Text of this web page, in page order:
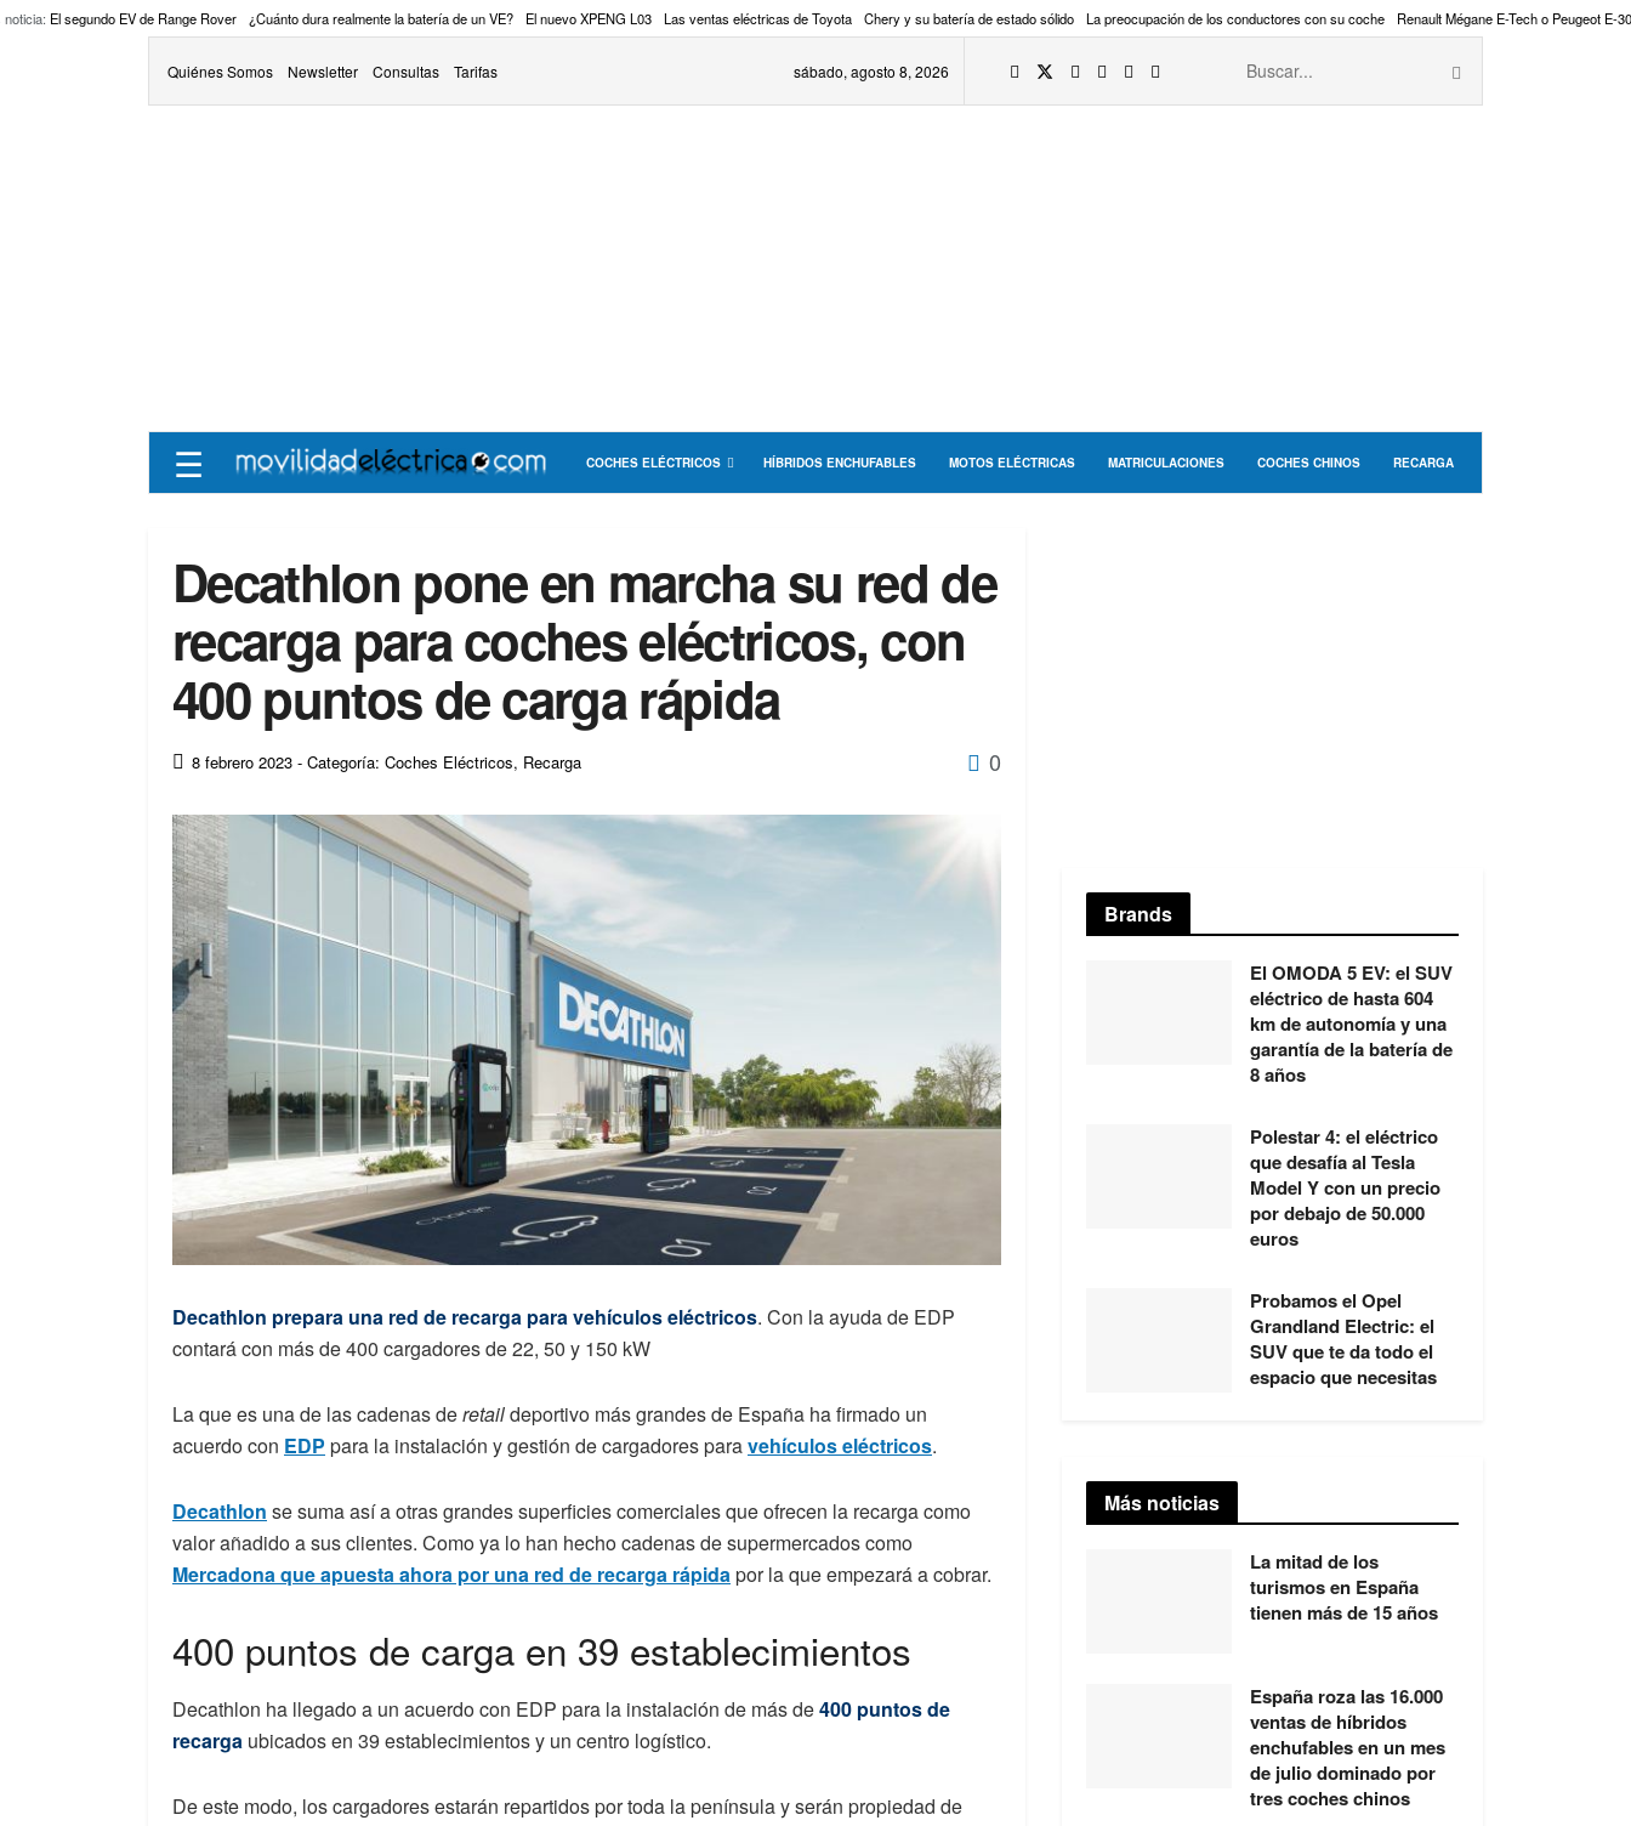
noticia: El segundo EV de Range Rover ¿Cuánto dura realmente la batería de un VE? El nuevo XPENG L03 Las ventas eléctricas de Toyota Chery y su batería de estado sólido La preocupación de los conductores con su coche Renault Mégane E-Tech o Peugeot E-
Quiénes Somos Newsletter Consultas Tarifas sábado, agosto 8, 2026
☰ COCHES ELÉCTRICOS HÍBRIDOS ENCHUFABLES MOTOS ELÉCTRICAS MATRICULACIONES COCHES CHINOS RECARGA
Decathlon pone en marcha su red de
recarga para coches eléctricos, con
400 puntos de carga rápida
8 febrero 2023 - Categoría: Coches Eléctricos, Recarga 0
Decathlon prepara una red de recarga para vehículos eléctricos. Con la ayuda de EDP
contará con más de 400 cargadores de 22, 50 y 150 kW
La que es una de las cadenas deretaildeportivo más grandes de España ha firmado un
acuerdo con EDP para la instalación y gestión de cargadores paravehículos eléctricos.
Decathlon se suma así a otras grandes superficies comerciales que ofrecen la recarga como
valor añadido a sus clientes. Como ya lo han hecho cadenas de supermercados como
Mercadona que apuesta ahora por una red de recarga rápidapor la que empezará a cobrar.
400 puntos de carga en 39 establecimientos
Decathlon ha llegado a un acuerdo con EDP para la instalación de más de400 puntos de
recarga ubicados en 39 establecimientos y un centro logístico.
De este modo, los cargadores estarán repartidos por toda la península y serán propiedad de
Brands
El OMODA 5 EV: el SUV
eléctrico de hasta 604
km de autonomía y una
garantía de la batería de
8 años
Polestar 4: el eléctrico
que desafía al Tesla
Model Y con un precio
por debajo de 50.000
euros
Probamos el Opel
Grandland Electric: el
SUV que te da todo el
espacio que necesitas
Más noticias
La mitad de los
turismos en España
tienen más de 15 años
España roza las 16.000
ventas de híbridos
enchufables en un mes
de julio dominado por
tres coches chinos